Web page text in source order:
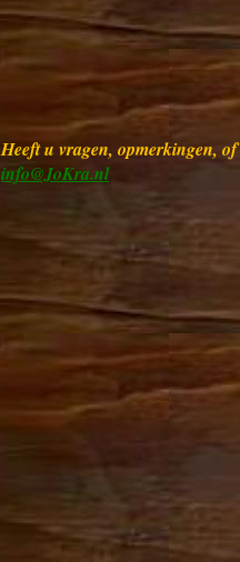
Heeft u vragen, opmerkingen,
info@JoKra.nl